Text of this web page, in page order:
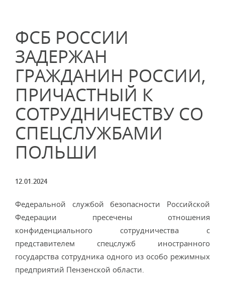
ФСБ РОССИИ
ЗАДЕРЖАН
ГРАЖДАНИН РОССИИ,
ПРИЧАСТНЫЙ К
СОТРУДНИЧЕСТВУ СО
СПЕЦСЛУЖБАМИ
ПОЛЬШИ
12.01.2024
Федеральной службой безопасности Российской
Федерации пресечены отношения
конфиденциального сотрудничества с
представителем спецслужб иностранного
государства сотрудника одного из особо режимных
предприятий Пензенской области.